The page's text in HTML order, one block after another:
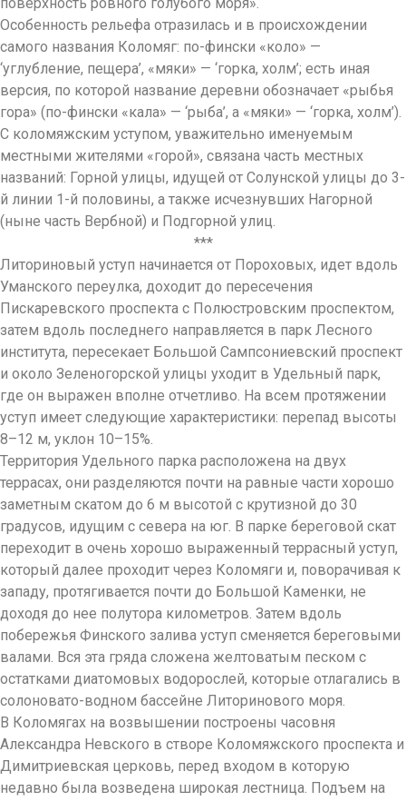
Особенность рельефа отразилась и в происхождении
самого названия Коломяг: по-фински «коло» —
‘углубление, пещера’, «мяки» — ‘горка, холм’; есть иная
версия, по которой название деревни обозначает «рыбья
гора» (по-фински «кала» — ‘рыба’, а «мяки» — ‘горка, холм’).
С коломяжским уступом, уважительно именуемым
местными жителями «горой», связана часть местных
названий: Горной улицы, идущей от Солунской улицы до 3-
й линии 1-й половины, а также исчезнувших Нагорной
(ныне часть Вербной) и Подгорной улиц.
***
Литориновый уступ начинается от Пороховых, идет вдоль
Уманского переулка, доходит до пересечения
Пискаревского проспекта с Полюстровским проспектом,
затем вдоль последнего направляется в парк Лесного
института, пересекает Большой Сампсониевский проспект
и около Зеленогорской улицы уходит в Удельный парк,
где он выражен вполне отчетливо. На всем протяжении
уступ имеет следующие характеристики: перепад высоты
8–12 м, уклон 10–15%.
Территория Удельного парка расположена на двух
террасах, они разделяются почти на равные части хорошо
заметным скатом до 6 м высотой с крутизной до 30
градусов, идущим с севера на юг. В парке береговой скат
переходит в очень хорошо выраженный террасный уступ,
который далее проходит через Коломяги и, поворачивая к
западу, протягивается почти до Большой Каменки, не
доходя до нее полутора километров. Затем вдоль
побережья Финского залива уступ сменяется береговыми
валами. Вся эта гряда сложена желтоватым песком с
остатками диатомовых водорослей, которые отлагались в
солоновато-водном бассейне Литоринового моря.
В Коломягах на возвышении построены часовня
Александра Невского в створе Коломяжского проспекта и
Димитриевская церковь, перед входом в которую
недавно была возведена широкая лестница. Подъем на